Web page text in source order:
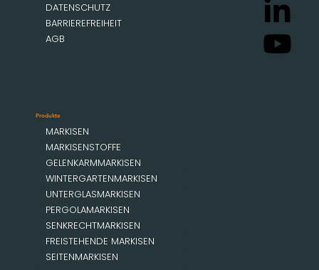
Produkte
MARKISEN
MARKISENSTOFFE
GELENKARMMARKISEN
WINTERGARTENMARKISEN
UNTERGLASMARKISEN
PERGOLAMARKISEN
SENKRECHTMARKISEN
FREISTEHENDE MARKISEN
SEITENMARKISEN
DATENSCHUTZ
BARRIEREFREIHEIT
AGB